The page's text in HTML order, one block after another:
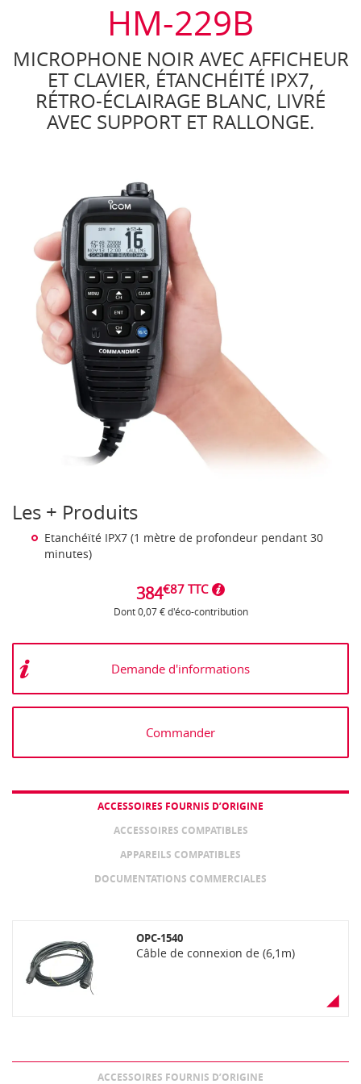
HM-229B
MICROPHONE NOIR AVEC AFFICHEUR
ET CLAVIER, ÉTANCHÉITÉ IPX7,
RÉTRO-ÉCLAIRAGE BLANC, LIVRÉ
AVEC SUPPORT ET RALLONGE.
Les + Produits
Etanchéïté IPX7 (1 mètre de profondeur pendant 30
minutes)
384€87 TTC
Dont 0,07 € d'éco-contribution
Demande d'informations
Commander
ACCESSOIRES FOURNIS D’ORIGINE
ACCESSOIRES COMPATIBLES
APPAREILS COMPATIBLES
DOCUMENTATIONS COMMERCIALES
OPC-1540
Câble de connexion de (6,1m)
ACCESSOIRES FOURNIS D’ORIGINE